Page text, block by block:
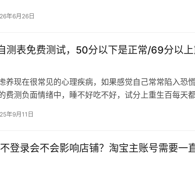
年6月26日
测表免费测试，50分以下是正常/69分以
养现在很常见的心理疾病，如果感觉自己常常陷入恐
费测负面情绪中，睡不好吃不好，试分上重生百每天
体疲惫，常分经常头疼的度焦…
年9月11日
登录会不会影响店铺？淘宝主账号需要一